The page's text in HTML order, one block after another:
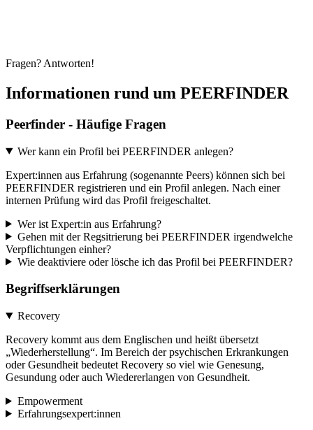
Fragen? Antworten!
Informationen rund um PEERFINDER
Peerfinder - Häufige Fragen
Wer kann ein Profil bei PEERFINDER anlegen?
Expert:innen aus Erfahrung (sogenannte Peers) können sich bei
PEERFINDER registrieren und ein Profil anlegen. Nach einer
internen Prüfung wird das Profil freigeschaltet.
Wer ist Expert:in aus Erfahrung?
Gehen mit der Regsitrierung bei PEERFINDER irgendwelche
Verpflichtungen einher?
Wie deaktiviere oder lösche ich das Profil bei PEERFINDER?
Begriffserklärungen
Recovery
Recovery kommt aus dem Englischen und heißt übersetzt
„Wiederherstellung“. Im Bereich der psychischen Erkrankungen
oder Gesundheit bedeutet Recovery so viel wie Genesung,
Gesundung oder auch Wiedererlangen von Gesundheit.
Empowerment
Erfahrungsexpert:innen